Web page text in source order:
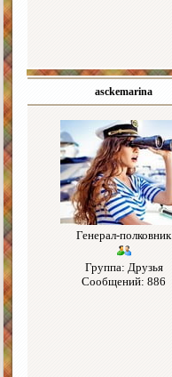
asckemarina
Генерал-полковник
Группа: Друзья
Сообщений: 886